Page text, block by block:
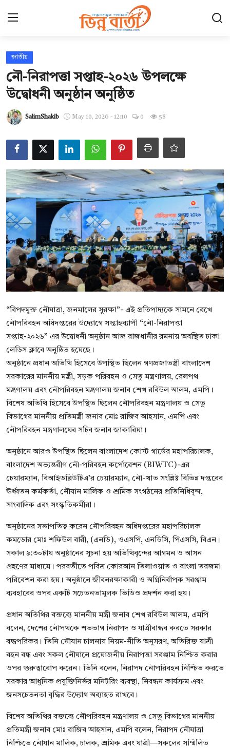
হোম
ছবি ঘর
যোগাযোগ
আন্তর্জাতিক
খেলা
সারাদেশ
বিনোদন
বাণিজ্য
শিল্প ও সাহিত্য
জাতীয়
রাজনীতি
Bangla
জাতীয়
নৌ-নিরাপত্তা সপ্তাহ-২০২৬ উপলক্ষে
উদ্বোধনী অনুষ্ঠান অনুষ্ঠিত
SalimShakib May 10, 2026 - 12:10 0 58
“বিপদমুক্ত নৌযাত্রা, জনমালের সুরক্ষা”- এই প্রতিপাদ্যকে সামনে রেখে
নৌপরিবহন অধিদপ্তরের উদ্যোগে সপ্তাহব্যাপী “নৌ-নিরাপত্তা
সপ্তাহ-২০২৬” এর উদ্বোধনী অনুষ্ঠান আজ রাজধানীর রমনায় অবস্থিত ঢাকা
লেডিস ক্লাবে অনুষ্ঠিত হয়েছে।
অনুষ্ঠানে প্রধান অতিথি হিসেবে উপস্থিত ছিলেন গণপ্রজাতন্ত্রী বাংলাদেশ
সরকারের মাননীয় মন্ত্রী, সড়ক পরিবহন ও সেতু মন্ত্রণালয়, রেলপথ
মন্ত্রণালয় এবং নৌপরিবহন মন্ত্রণালয় জনাব শেখ রবিউল আলম, এমপি।
বিশেষ অতিথি হিসেবে উপস্থিত ছিলেন নৌপরিবহন মন্ত্রণালয় ও সেতু
বিভাগের মাননীয় প্রতিমন্ত্রী জনাব মোঃ রাজিব আহসান, এমপি এবং
নৌপরিবহন মন্ত্রণালয়ের সচিব জনাব জাকারিয়া।
অনুষ্ঠানে আরও উপস্থিত ছিলেন বাংলাদেশ কোস্ট গার্ডের মহাপরিচালক,
বাংলাদেশ অভ্যন্তরীণ নৌ-পরিবহন কর্পোরেশন (BIWTC)-এর
চেয়ারম্যান, বিআইডব্লিউটিএ’র চেয়ারম্যান, নৌ-খাত সংশ্লিষ্ট বিভিন্ন দপ্তরের
ঊর্ধ্বতন কর্মকর্তা, নৌযান মালিক ও শ্রমিক সংগঠনের প্রতিনিধিবৃন্দ,
সাংবাদিক এবং সংস্কৃতিকর্মীরা।
অনুষ্ঠানের সভাপতিত্ব করেন নৌপরিবহন অধিদপ্তরের মহাপরিচালক
কমডোর মোঃ শফিউল বারী, (এনডি), ওএসপি, এনডিসি, পিএসসি, বিএন।
সকাল ৯:৩০টায় অনুষ্ঠানের সূচনা হয় অতিথিবৃন্দের আগমন ও আসন
গ্রহণের মাধ্যমে। পরবর্তীতে পবিত্র কোরআন তিলাওয়াত ও বাংলা তরজমা
পরিবেশন করা হয়। অনুষ্ঠানে জীবনরক্ষাকারী ও অগ্নিনির্বাপক সরঞ্জাম
ব্যবহারের ওপর একটি সচেতনতামূলক ভিডিও প্রদর্শন করা হয়।
প্রধান অতিথির বক্তব্যে মাননীয় মন্ত্রী জনাব শেখ রবিউল আলম, এমপি
বলেন, দেশের নৌপথকে শতভাগ নিরাপদ ও যাত্রীবান্ধব করতে সরকার
বদ্ধপরিকর। তিনি নৌযান চালনায় নিয়ম-নীতি অনুসরণ, অতিরিক্ত যাত্রী
বহন বন্ধ এবং সকল নৌযানে প্রয়োজনীয় নিরাপত্তা সরঞ্জাম নিশ্চিত করার
ওপর গুরুত্বারোপ করেন। তিনি বলেন, নিরাপদ নৌপরিবহন নিশ্চিত করতে
সরকার আধুনিক প্রযুক্তিনির্ভর মনিটরিং ব্যবস্থা, নিবন্ধন কার্যক্রম এবং
জনসচেতনতা বৃদ্ধির উদ্যোগ অব্যাহত রাখবে।
বিশেষ অতিথির বক্তব্যে নৌপরিবহন মন্ত্রণালয় ও সেতু বিভাগের মাননীয়
প্রতিমন্ত্রী জনাব মোঃ রাজিব আহসান, এমপি বলেন, নিরাপদ নৌযাত্রা
নিশ্চিতে নৌযান মালিক, চালক, শ্রমিক এবং যাত্রী—সকলের সম্মিলিত